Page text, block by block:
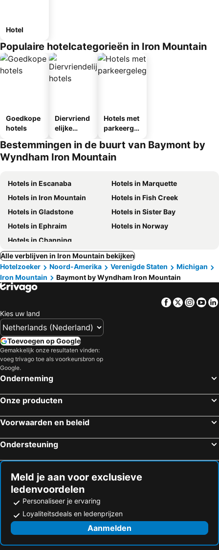
Hotel
Populaire hotelcategorieën in Iron Mountain
Goedkope
hotels
Diervriend
elijke
Hotels met
parkeergel
Bestemmingen in de buurt van Baymont by
Wyndham Iron Mountain
Hotels in Escanaba
Hotels in Marquette
Hotels in Iron Mountain
Hotels in Fish Creek
Hotels in Gladstone
Hotels in Sister Bay
Hotels in Ephraim
Hotels in Norway
Hotels in Channing
Alle verblijven in Iron Mountain bekijken
Hotelzoeker
Noord-Amerika Verenigde Staten
Michigan
Iron Mountain
Baymont by Wyndham Iron Mountain
Facebook
Twitter
Kies uw land
Toevoegen op Google
Gemakkelijk onze resultaten vinden:
voeg trivago toe als voorkeursbron op
Google.
Onderneming
Onze producten
Voorwaarden en beleid
Ondersteuning
Meld je aan voor exclusieve
ledenvoordelen
Personaliseer je ervaring
Loyaliteitsdeals en ledenprijzen
Aanmelden